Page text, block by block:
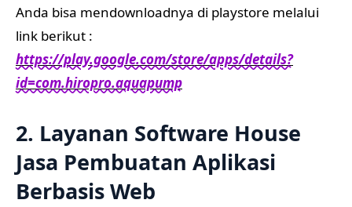
Anda bisa mendownloadnya di playstore melalui
link berikut :
https://play.google.com/store/apps/details?
id=com.hiropro.aquapump
2. Layanan Software House
Jasa Pembuatan Aplikasi
Berbasis Web